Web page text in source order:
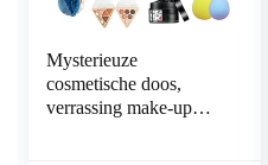
Mysterieuze
cosmetische doos,
verrassing make-up